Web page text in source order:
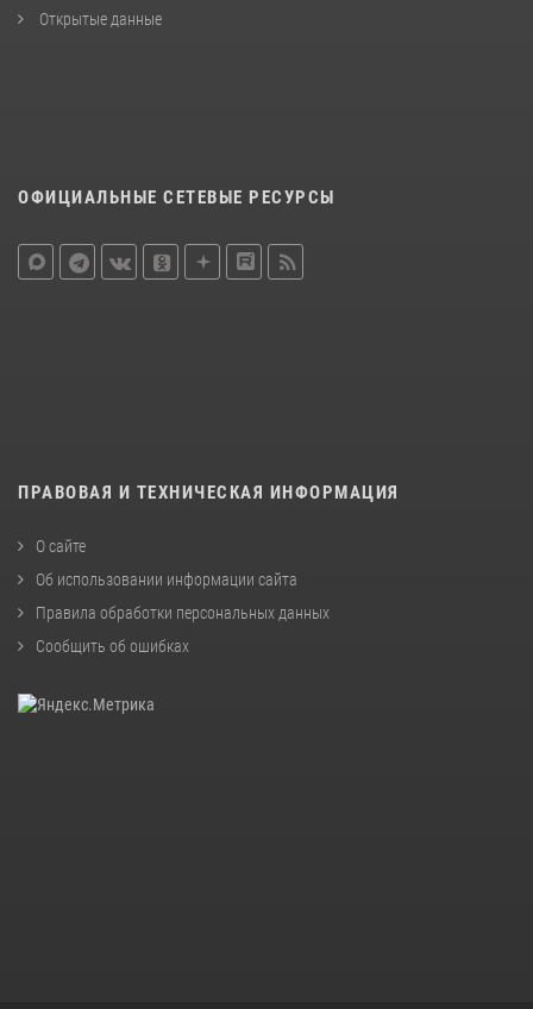
Открытые данные
ОФИЦИАЛЬНЫЕ СЕТЕВЫЕ РЕСУРСЫ
ПРАВОВАЯ И ТЕХНИЧЕСКАЯ ИНФОРМАЦИЯ
О сайте
Об использовании информации сайта
Правила обработки персональных данных
Сообщить об ошибках